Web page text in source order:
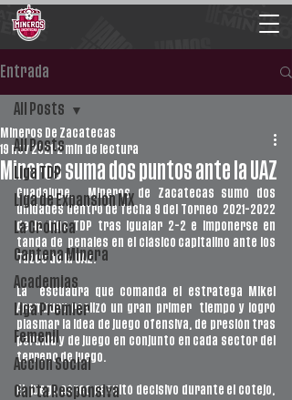
Entrada
All Posts
Liga TDP
Liga de Expansión MX
La Crónica
Cantera Minera
Academias
Liga Premier
Femenil
Acción Social
Carta Responsiva
All Posts
Mineros suma dos puntos ante la UAZ
Mineros De Zacatecas
19 nov 2021 2 min de lectura
Guadalupe.  Mineros de Zacatecas sumó dos
unidades dentro de fecha 9 del Torneo  2021-2022
de la Liga TDP tras igualar 2-2 e imponerse en
tanda de  penales en el clásico capitalino ante los
Tuzos de la UAZ.
La  escuadra que comanda el estratega Mikel
Aramburu realizó un gran primer  tiempo y logró
plasmar la idea de juego ofensiva, de presión tras
perdida y de juego en conjunto en cada sector del
terreno de juego.
El  juego aéreo resultó decisivo durante el cotejo,